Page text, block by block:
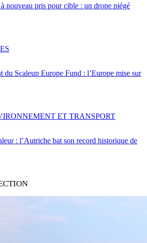
nouveau pris pour cible : un drone piégé
du Scaleup Europe Fund : l’Europe mise sur
: l’Autriche bat son record historique de
ET TRANSPORT